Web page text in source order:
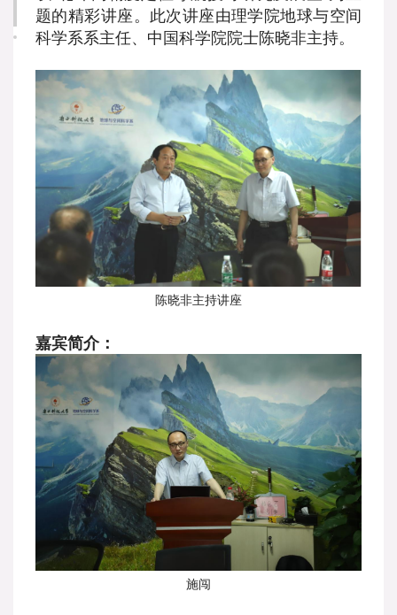
题的精彩讲座。此次讲座由理学院地球与空间
科学系系主任、中国科学院院士陈晓非主持。
陈晓非主持讲座
嘉宾简介：
施闯